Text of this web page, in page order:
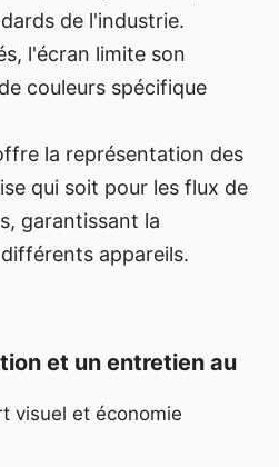
de l'industrie.
l'écran limite son
couleurs spécifique
la représentation des
qui soit pour les flux de
garantissant la
appareils.
et un entretien au
visuel et économie